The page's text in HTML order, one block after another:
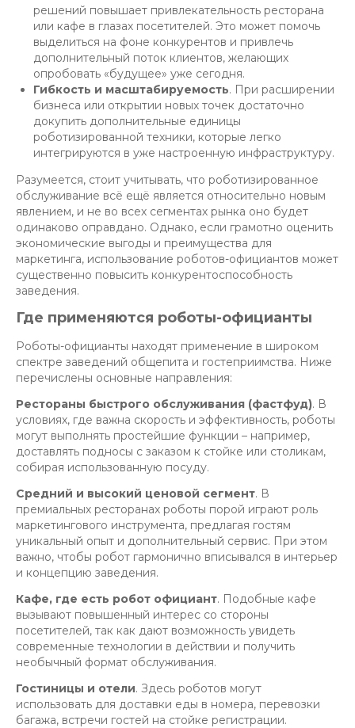
решений повышает привлекательность ресторана
или кафе в глазах посетителей. Это может помочь
выделиться на фоне конкурентов и привлечь
дополнительный поток клиентов, желающих
опробовать «будущее» уже сегодня.
Гибкость и масштабируемость. При расширении
бизнеса или открытии новых точек достаточно
докупить дополнительные единицы
роботизированной техники, которые легко
интегрируются в уже настроенную инфраструктуру.
Разумеется, стоит учитывать, что роботизированное
обслуживание всё ещё является относительно новым
явлением, и не во всех сегментах рынка оно будет
одинаково оправдано. Однако, если грамотно оценить
экономические выгоды и преимущества для
маркетинга, использование роботов-официантов может
существенно повысить конкурентоспособность
заведения.
Где применяются роботы-официанты
Роботы-официанты находят применение в широком
спектре заведений общепита и гостеприимства. Ниже
перечислены основные направления:
Рестораны быстрого обслуживания (фастфуд). В
условиях, где важна скорость и эффективность, роботы
могут выполнять простейшие функции – например,
доставлять подносы с заказом к стойке или столикам,
собирая использованную посуду.
Средний и высокий ценовой сегмент. В
премиальных ресторанах роботы порой играют роль
маркетингового инструмента, предлагая гостям
уникальный опыт и дополнительный сервис. При этом
важно, чтобы робот гармонично вписывался в интерьер
и концепцию заведения.
Кафе, где есть робот официант. Подобные кафе
вызывают повышенный интерес со стороны
посетителей, так как дают возможность увидеть
современные технологии в действии и получить
необычный формат обслуживания.
Гостиницы и отели. Здесь роботов могут
использовать для доставки еды в номера, перевозки
багажа, встречи гостей на стойке регистрации.